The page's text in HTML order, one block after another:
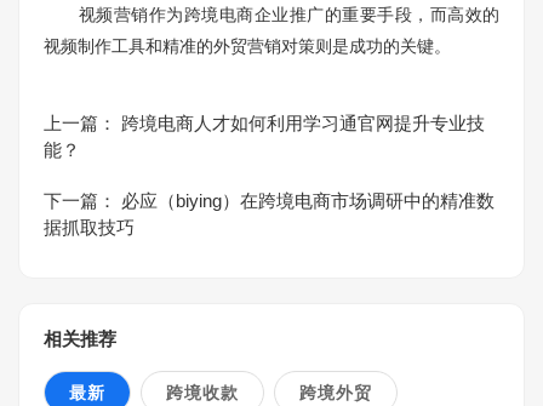
视频营销作为跨境电商企业推广的重要手段，而高效的
视频制作工具和精准的外贸营销对策则是成功的关键。
上一篇：
跨境电商人才如何利用学习通官网提升专业技
能？
下一篇：
必应（biying）在跨境电商市场调研中的精准数
据抓取技巧
相关推荐
最新 跨境收款 跨境外贸